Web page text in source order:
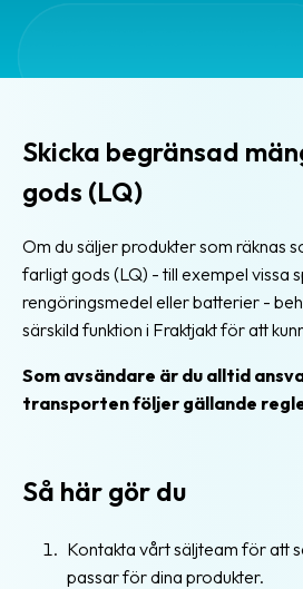
adresser
Frakttjänster
Frakttjänster
i
Fraktjakt
frakt
Bokning
mängd
farligt
Skicka begränsad
gods (LQ)
Om du säljer produkter som räknas
farligt gods (LQ) - till exempel vissa
rengöringsmedel eller batterier -
särskild funktion i Fraktjakt för att
Som avsändare är du alltid
transporten följer gällande
Så här gör du
Kontakta vårt säljteam för att
passar för dina produkter.